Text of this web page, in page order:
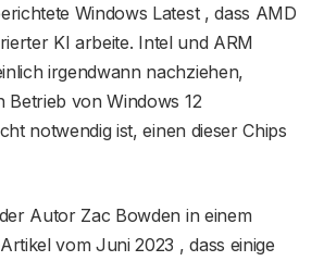
Windows Latest , dass AMD
KI arbeite. Intel und ARM
irgendwann nachziehen,
von Windows 12
notwendig ist, einen dieser Chips
Autor Zac Bowden in einem
vom Juni 2023 , dass einige